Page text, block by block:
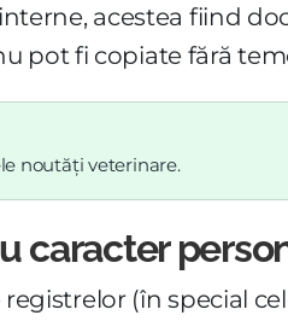
acestea fiind
pot fi copiate fără
noutăți veterinare.
caracter
(în special